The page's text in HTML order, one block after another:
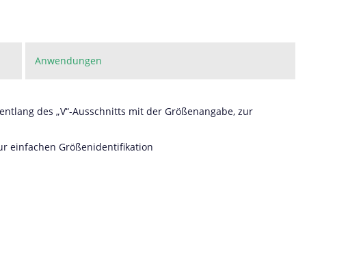
Anwendungen
des „V“-Ausschnitts mit der Größenangabe, zur
einfachen Größenidentifikation